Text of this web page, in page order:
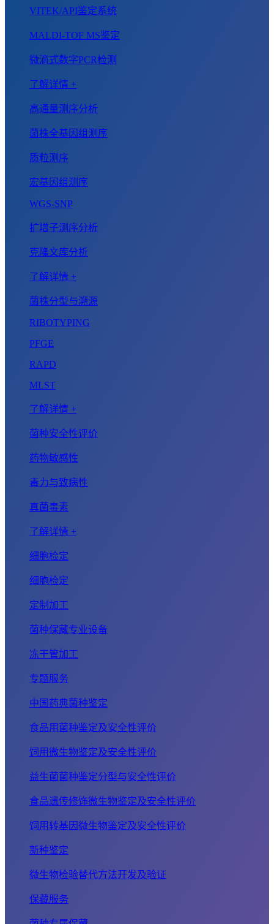
VITEK/API鉴定系统
MALDI-TOF MS鉴定
微滴式数字PCR检测
了解详情 +
高通量测序分析
菌株全基因组测序
质粒测序
宏基因组测序
WGS-SNP
扩增子测序分析
克隆文库分析
了解详情 +
菌株分型与溯源
RIBOTYPING
PFGE
RAPD
MLST
了解详情 +
菌种安全性评价
药物敏感性
毒力与致病性
真菌毒素
了解详情 +
细胞检定
细胞检定
定制加工
菌种保藏专业设备
冻干管加工
专题服务
中国药典菌种鉴定
食品用菌种鉴定及安全性评价
饲用微生物鉴定及安全性评价
益生菌菌种鉴定分型与安全性评价
食品遗传修饰微生物鉴定及安全性评价
饲用转基因微生物鉴定及安全性评价
新种鉴定
微生物检验替代方法开发及验证
保藏服务